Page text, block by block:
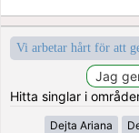
Vi arbetar hårt för att
Hitta singlar i
Dejta Ariana